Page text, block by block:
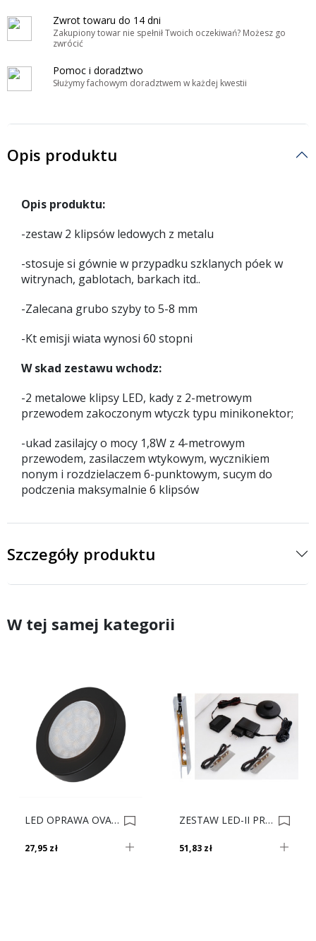
Zwrot towaru do 14 dni
Zakupiony towar nie spełnił Twoich oczekiwań? Możesz go
zwrócić
Pomoc i doradztwo
Służymy fachowym doradztwem w każdej kwestii
Opis produktu
Opis produktu:
-zestaw 2 klipsów ledowych z metalu
-stosuje si gównie w przypadku szklanych póek w
witrynach, gablotach, barkach itd..
-Zalecana grubo szyby to 5-8 mm
-Kt emisji wiata wynosi 60 stopni
W skad zestawu wchodz:
-2 metalowe klipsy LED, kady z 2-metrowym
przewodem zakoczonym wtyczk typu minikonektor;
-ukad zasilajcy o mocy 1,8W z 4-metrowym
przewodem, zasilaczem wtykowym, wycznikiem
nonym i rozdzielaczem 6-punktowym, sucym do
podczenia maksymalnie 6 klipsów
Szczegóły produktu
W tej samej kategorii
LED OPRAWA OVAL+DYST.2W CZARNY B.NEUT. HL 0021775
27,95 zł
ZESTAW LED-II PRIMASTIC BIAŁY ZIMNY H 0004371
51,83 zł